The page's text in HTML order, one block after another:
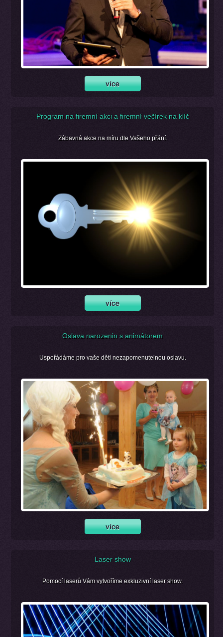
Program na firemní akci a firemní večírek na klíč
Zábavná akce na míru dle Vašeho přání.
Oslava narozenin s animátorem
Uspořádáme pro vaše děti nezapomenutelnou oslavu.
Laser show
Pomocí laserů Vám vytvoříme exkluzivní laser show.